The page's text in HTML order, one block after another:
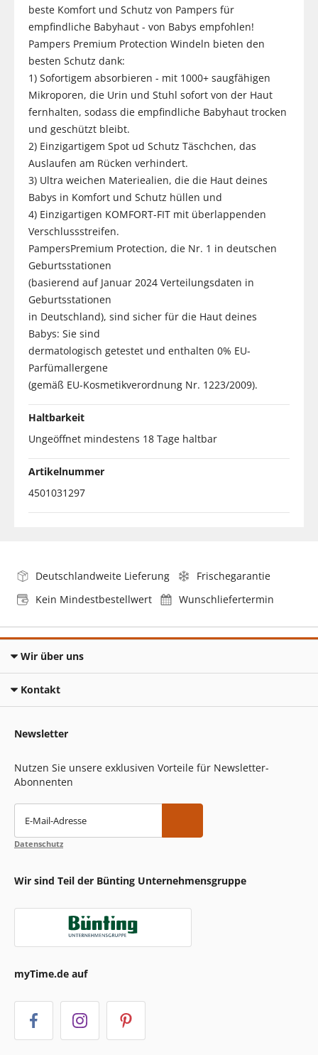
beste Komfort und Schutz von Pampers für
empfindliche Babyhaut - von Babys empfohlen!
Pampers Premium Protection Windeln bieten den
besten Schutz dank:
1) Sofortigem absorbieren - mit 1000+ saugfähigen
Mikroporen, die Urin und Stuhl sofort von der Haut
fernhalten, sodass die empfindliche Babyhaut trocken
und geschützt bleibt.
2) Einzigartigem Spot ud Schutz Täschchen, das
Auslaufen am Rücken verhindert.
3) Ultra weichen Materiealien, die die Haut deines
Babys in Komfort und Schutz hüllen und
4) Einzigartigen KOMFORT-FIT mit überlappenden
Verschlussstreifen.
PampersPremium Protection, die Nr. 1 in deutschen
Geburtsstationen
(basierend auf Januar 2024 Verteilungsdaten in
Geburtsstationen
in Deutschland), sind sicher für die Haut deines
Babys: Sie sind
dermatologisch getestet und enthalten 0% EU-
Parfümallergene
(gemäß EU-Kosmetikverordnung Nr. 1223/2009).
Haltbarkeit
Ungeöffnet mindestens 18 Tage haltbar
Artikelnummer
4501031297
Deutschlandweite Lieferung
Frischegarantie
Kein Mindestbestellwert
Wunschliefertermin
Wir über uns
Kontakt
Newsletter
Nutzen Sie unsere exklusiven Vorteile für Newsletter-
Abonnenten
E-Mail-Adresse
Datenschutz
Wir sind Teil der Bünting Unternehmensgruppe
myTime.de auf